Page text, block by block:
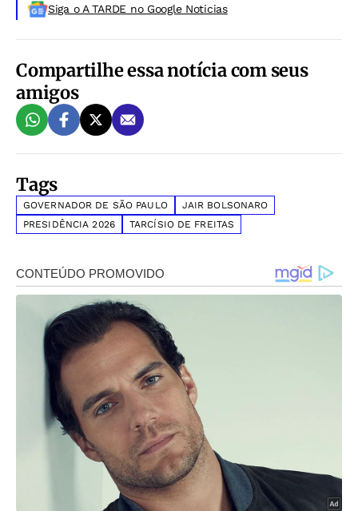
Siga o A TARDE no Google Noticias
Compartilhe essa notícia com seus
amigos
Tags
GOVERNADOR DE SÃO PAULO
JAIR BOLSONARO
PRESIDÊNCIA 2026
TARCÍSIO DE FREITAS